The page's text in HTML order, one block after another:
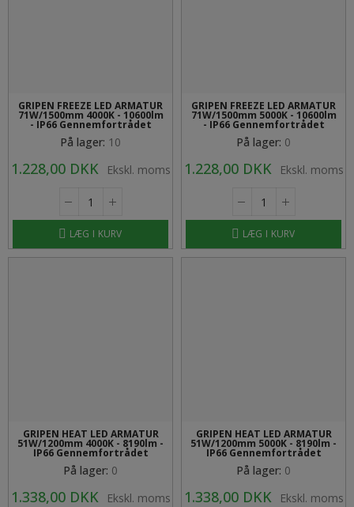
GRIPEN FREEZE LED ARMATUR
71W/1500mm 4000K - 10600lm
- IP66 Gennemfortrådet
På lager: 10
1.228,00 DKK Ekskl. moms
LÆG I KURV
GRIPEN FREEZE LED ARMATUR
71W/1500mm 5000K - 10600lm
- IP66 Gennemfortrådet
På lager: 0
1.228,00 DKK Ekskl. moms
LÆG I KURV
GRIPEN HEAT LED ARMATUR
51W/1200mm 4000K - 8190lm -
IP66 Gennemfortrådet
På lager: 0
1.338,00 DKK Ekskl. moms
GRIPEN HEAT LED ARMATUR
51W/1200mm 5000K - 8190lm -
IP66 Gennemfortrådet
På lager: 0
1.338,00 DKK Ekskl. moms